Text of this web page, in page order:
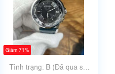
Giảm 71%
Tình trạng: B (Đã qua sử